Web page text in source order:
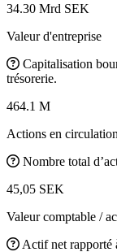
34.30 Mrd SEK
Valeur d'entreprise
Capitalisation
trésorerie.
464.1 M
Actions en circulation
Nombre total
45,05 SEK
Valeur comptable /
Actif net rapporté